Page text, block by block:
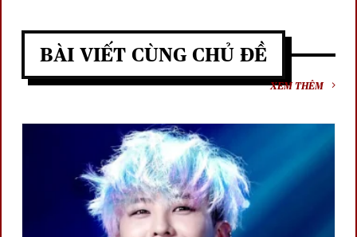
BÀI VIẾT CÙNG CHỦ ĐỀ
XEM THÊM